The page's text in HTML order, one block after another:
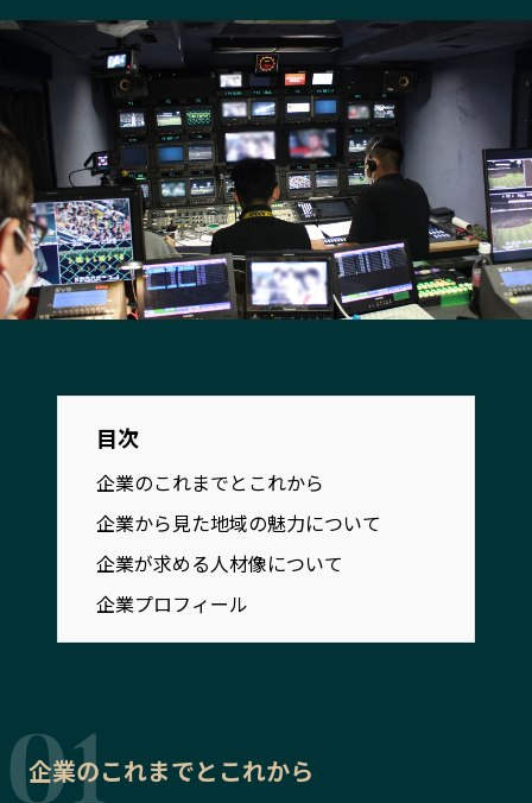
奈良エリア
和歌山エリア
鳥取エリア
島根エリア
岡山エリア
広島エリア
山口エリア
徳島エリア
香川エリア
愛媛エリア
高知エリア
福岡エリア
佐賀エリア
長崎エリア
熊本エリア
大分エリア
カテゴリから探す
特集コンテンツ
地域を代表する 企業100選
プレスリリース
行政連携記事
MILCプロジェクト
Localist
SDGsの先駆者
Sporkle
目次
企業のこれまでとこれから
企業から見た地域の魅力について
企業が求める人材像について
企業プロフィール
企業のこれまでとこれから